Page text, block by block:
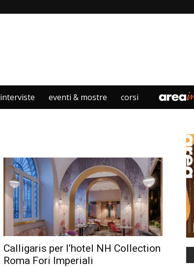
interviste eventi & mostre corsi
Calligaris per l’hotel NH Collection
Roma Fori Imperiali